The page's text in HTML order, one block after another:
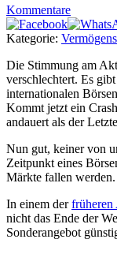
Kommentare
Kategorie:
Die Stimmung am
verschlechtert. Es
internationalen
Kommt jetzt ein
andauert als der
Nun gut, keiner von
Zeitpunkt eines
Märkte fallen werden.
In einem der
nicht das Ende der
Sonderangebot